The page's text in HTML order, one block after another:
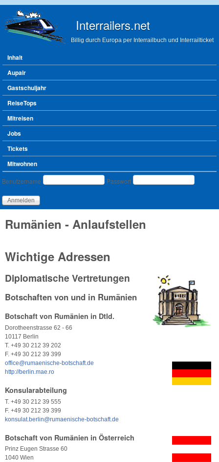
Interrailers.net
Billig durch Europa per Interrailbuch und Interrailticket
Hauptmenü
Inhalt
Aupair
Gastschuljahr
ReiseTops
Mitreisen
Jobs
Tickets
Mitwohnen
Benutzeranmeldung
Benutzername Passwort
Rumänien - Anlaufstellen
Wichtige Adressen
Diplomatische Vertretungen
Botschaften von und in Rumänien
Botschaft von Rumänien in Dtld.
Dorotheenstrasse 62 - 66
10117 Berlin
T. +49 30 212 39 202
F. +49 30 212 39 399
office@rumaenische-botschaft.de
http://berlin.mae.ro
Konsularabteilung
T. +49 30 212 39 555
F. +49 30 212 39 399
konsulat.berlin@rumaenische-botschaft.de
Botschaft von Rumänien in Österreich
Prinz Eugen Strasse 60
1040 Wien